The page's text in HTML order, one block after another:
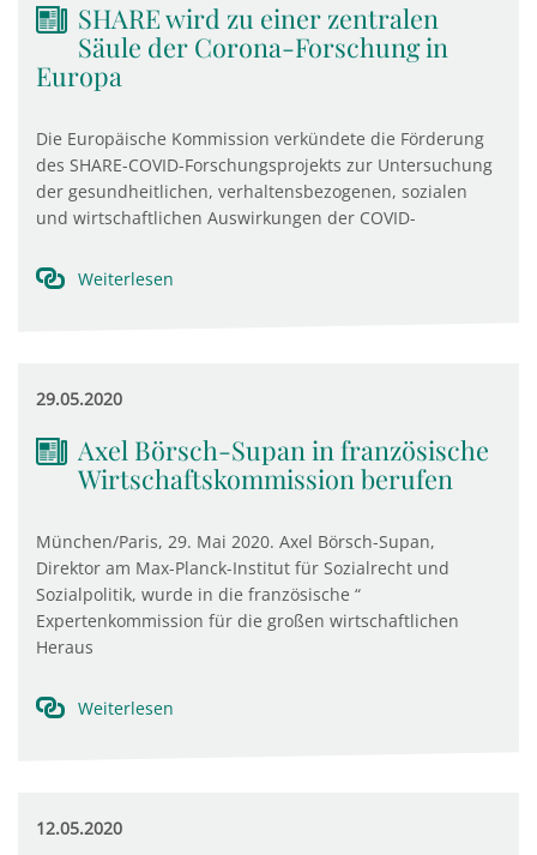
SHARE wird zu einer zentralen
Säule der Corona-Forschung in
Europa
Die Europäische Kommission verkündete die Förderung
des SHARE-COVID-Forschungsprojekts zur Untersuchung
der gesundheitlichen, verhaltensbezogenen, sozialen
und wirtschaftlichen Auswirkungen der COVID-
Weiterlesen
29.05.2020
Axel Börsch-Supan in französische
Wirtschaftskommission berufen
München/Paris, 29. Mai 2020. Axel Börsch-Supan,
Direktor am Max-Planck-Institut für Sozialrecht und
Sozialpolitik, wurde in die französische “
Expertenkommission für die großen wirtschaftlichen
Heraus
Weiterlesen
12.05.2020